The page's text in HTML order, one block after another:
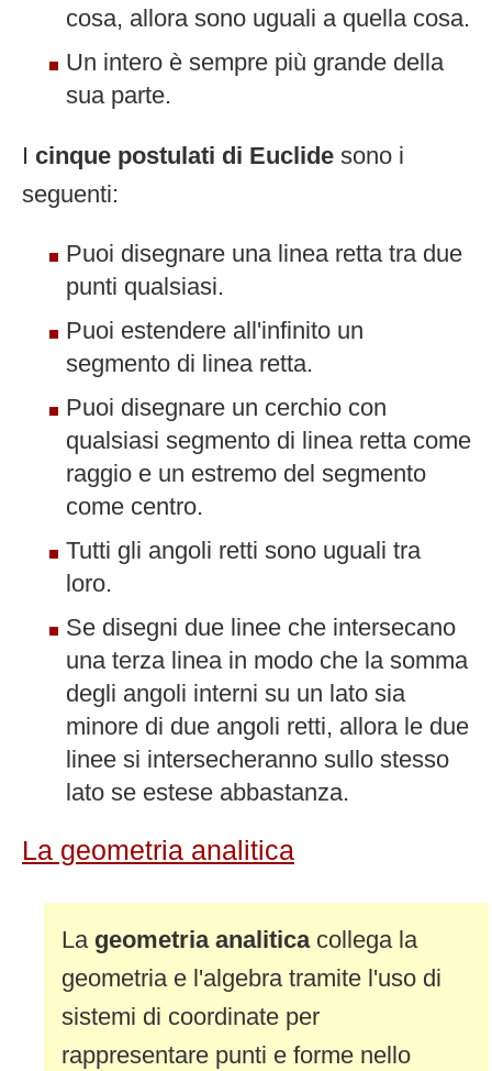
cosa, allora sono uguali a quella cosa.
Un intero è sempre più grande della
sua parte.
I cinque postulati di Euclide sono i
seguenti:
Puoi disegnare una linea retta tra due
punti qualsiasi.
Puoi estendere all'infinito un
segmento di linea retta.
Puoi disegnare un cerchio con
qualsiasi segmento di linea retta come
raggio e un estremo del segmento
come centro.
Tutti gli angoli retti sono uguali tra
loro.
Se disegni due linee che intersecano
una terza linea in modo che la somma
degli angoli interni su un lato sia
minore di due angoli retti, allora le due
linee si intersecheranno sullo stesso
lato se estese abbastanza.
La geometria analitica
La geometria analiticacollega la
geometria e l'algebra tramite l'uso di
sistemi di coordinate per
rappresentare punti e forme nello